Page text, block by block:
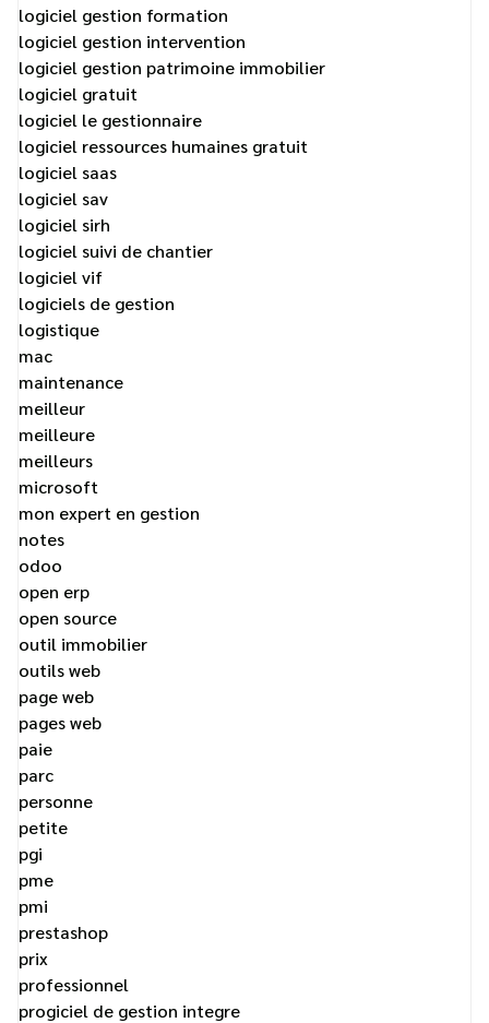
logiciel gestion formation
logiciel gestion intervention
logiciel gestion patrimoine immobilier
logiciel gratuit
logiciel le gestionnaire
logiciel ressources humaines gratuit
logiciel saas
logiciel sav
logiciel sirh
logiciel suivi de chantier
logiciel vif
logiciels de gestion
logistique
mac
maintenance
meilleur
meilleure
meilleurs
microsoft
mon expert en gestion
notes
odoo
open erp
open source
outil immobilier
outils web
page web
pages web
paie
parc
personne
petite
pgi
pme
pmi
prestashop
prix
professionnel
progiciel de gestion integre